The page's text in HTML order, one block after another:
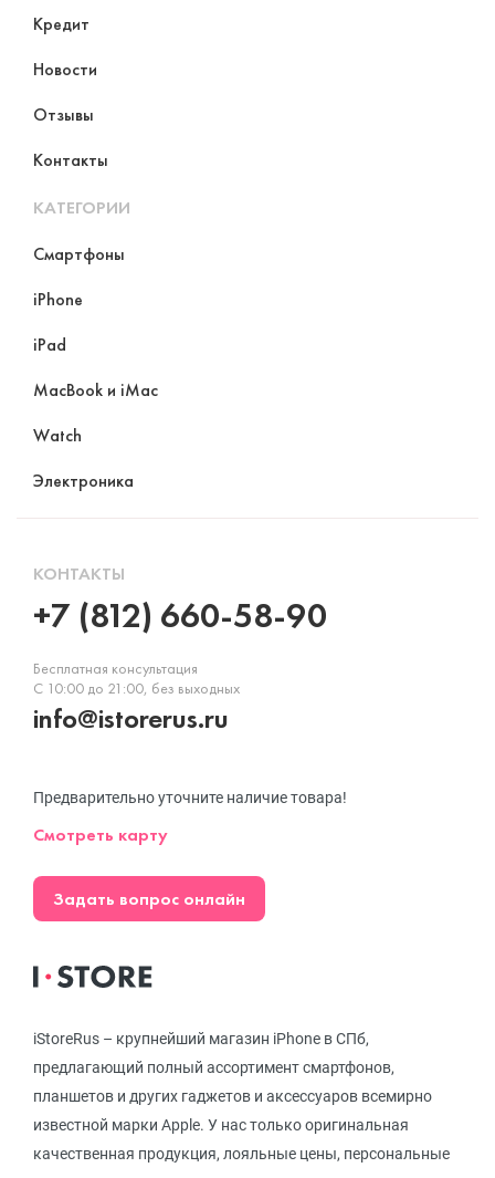
iStoreRus – крупнейший магазин iPhone в СПб,
предлагающий полный ассортимент смартфонов,
планшетов и других гаджетов и аксессуаров всемирно
известной марки Apple. У нас только оригинальная
качественная продукция, лояльные цены, персональные
Кредит
Новости
Отзывы
Контакты
КАТЕГОРИИ
Смартфоны
iPhone
iPad
MacBook и iMac
Watch
Электроника
КОНТАКТЫ
+7 (812) 660-58-90
Бесплатная консультация
С 10:00 до 21:00, без выходных
info@istorerus.ru
Предварительно уточните наличие товара!
Смотреть карту
Задать вопрос онлайн